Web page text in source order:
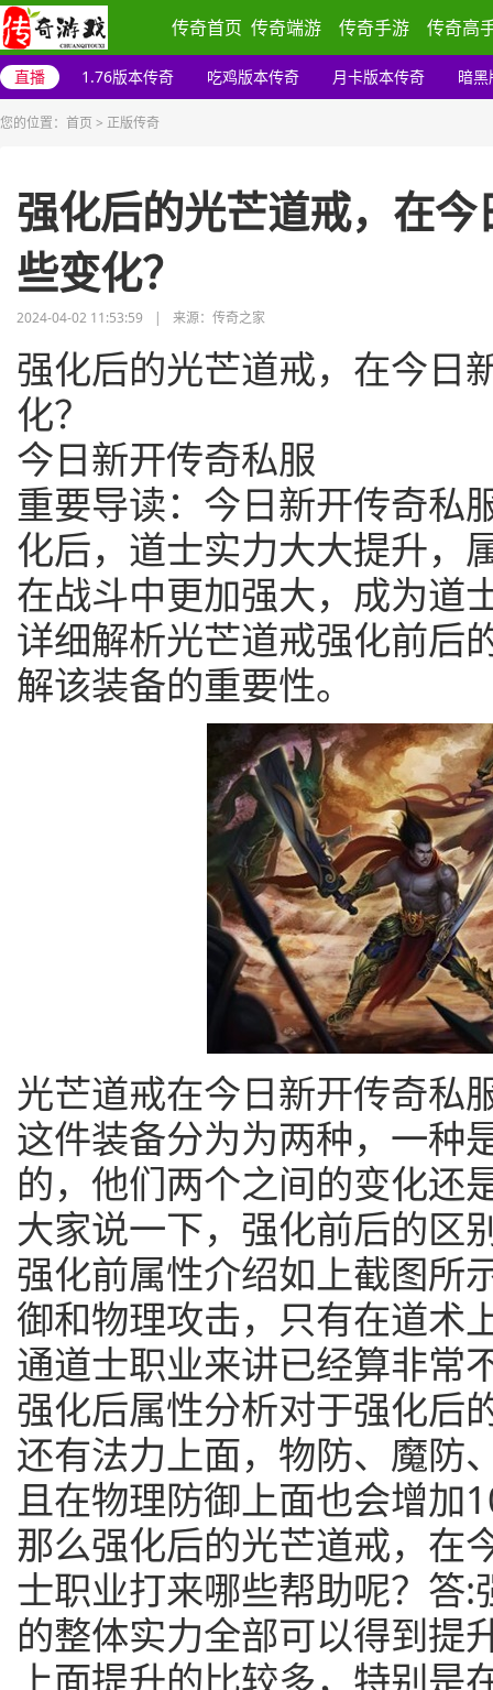
传奇首页 传奇端游 传奇手游 传奇高
直播 1.76版本传奇 吃鸡版本传奇 月卡版本传奇 暗
您的位置： 首页 > 正版传奇
强化后的光芒道戒，在
些变化？
2024-04-02 11:53:59 | 来源：传奇之家
强化后的光芒道戒，在今日
化？
今日新开传奇私服
重要导读：今日新开传奇私
化后，道士实力大大提升，
在战斗中更加强大，成为道
详细解析光芒道戒强化前后
解该装备的重要性。
光芒道戒在今日新开传奇私
这件装备分为为两种，一种
的，他们两个之间的变化还
大家说一下，强化前后的区
强化前属性介绍如上截图所
御和物理攻击，只有在道术
通道士职业来讲已经算非常
强化后属性分析对于强化后
还有法力上面，物防、魔防
且在物理防御上面也会增加
那么强化后的光芒道戒，在
士职业打来哪些帮助呢？答
的整体实力全部可以得到提
上面提升的比较多，特别是